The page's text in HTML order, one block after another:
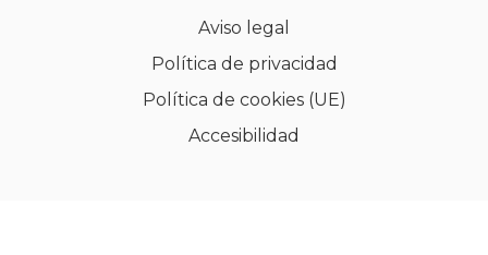
Aviso legal
Política de privacidad
Política de cookies (UE)
Accesibilidad